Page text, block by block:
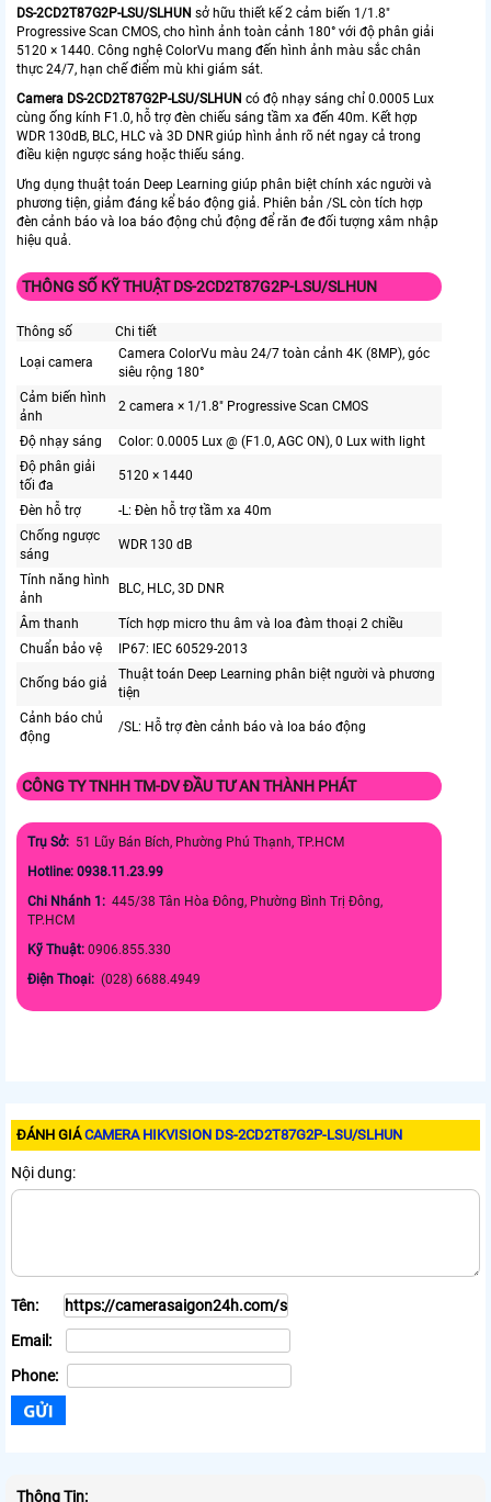
DS-2CD2T87G2P-LSU/SLHUN sở hữu thiết kế 2 cảm biến 1/1.8"
Progressive Scan CMOS, cho hình ảnh toàn cảnh 180° với độ phân giải
5120 × 1440. Công nghệ ColorVu mang đến hình ảnh màu sắc chân
thực 24/7, hạn chế điểm mù khi giám sát.
Camera DS-2CD2T87G2P-LSU/SLHUN có độ nhạy sáng chỉ 0.0005 Lux
cùng ống kính F1.0, hỗ trợ đèn chiếu sáng tầm xa đến 40m. Kết hợp
WDR 130dB, BLC, HLC và 3D DNR giúp hình ảnh rõ nét ngay cả trong
điều kiện ngược sáng hoặc thiếu sáng.
Ưng dụng thuật toán Deep Learning giúp phân biệt chính xác người và
phương tiện, giảm đáng kể báo động giả. Phiên bản /SL còn tích hợp
đèn cảnh báo và loa báo động chủ động để răn đe đối tượng xâm nhập
hiệu quả.
THÔNG SỐ KỸ THUẬT DS-2CD2T87G2P-LSU/SLHUN
Thông số
Chi tiết
Loại camera
Camera ColorVu màu 24/7 toàn cảnh 4K (8MP), góc
siêu rộng 180°
Cảm biến hình
ảnh
2 camera × 1/1.8" Progressive Scan CMOS
Độ nhạy sáng
Color: 0.0005 Lux @ (F1.0, AGC ON), 0 Lux with light
Độ phân giải
tối đa
5120 × 1440
Đèn hỗ trợ
-L: Đèn hỗ trợ tầm xa 40m
Chống ngược
sáng
WDR 130 dB
Tính năng hình
ảnh
BLC, HLC, 3D DNR
Âm thanh
Tích hợp micro thu âm và loa đàm thoại 2 chiều
Chuẩn bảo vệ
IP67: IEC 60529-2013
Chống báo giả
Thuật toán Deep Learning phân biệt người và phương
tiện
Cảnh báo chủ
động
/SL: Hỗ trợ đèn cảnh báo và loa báo động
CÔNG TY TNHH TM-DV ĐẦU TƯ AN THÀNH PHÁT
Trụ Sở: 51 Lũy Bán Bích, Phường Phú Thạnh, TP.HCM
Hotline: 0938.11.23.99
Chi Nhánh 1: 445/38 Tân Hòa Đông, Phường Bình Trị Đông,
TP.HCM
Kỹ Thuật: 0906.855.330
Điện Thoại: (028) 6688.4949
ĐÁNH GIÁCAMERA HIKVISION DS-2CD2T87G2P-LSU/SLHUN
Nội dung:
Tên:
Email:
Phone:
Thông Tin: